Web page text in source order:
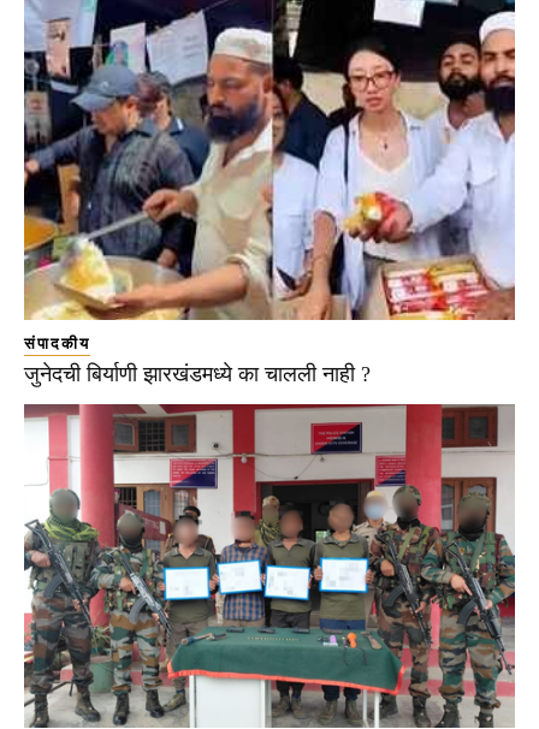
संपादकीय
जुनेदची बिर्याणी झारखंडमध्ये का चालली नाही ?